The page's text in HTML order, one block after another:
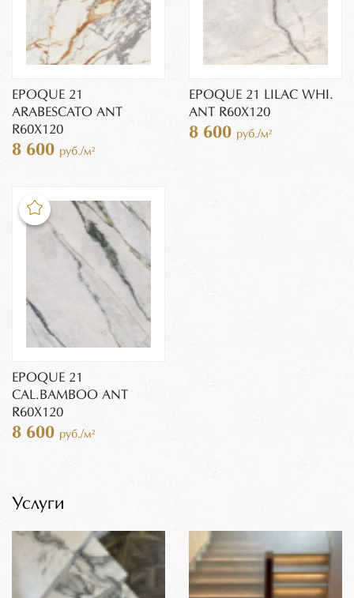
EPOQUE 21
ARABESCATO ANT
R60X120
8 600 руб./м²
EPOQUE 21 LILAC WHI.
ANT R60X120
8 600 руб./м²
EPOQUE 21
CAL.BAMBOO ANT
R60X120
8 600 руб./м²
Услуги